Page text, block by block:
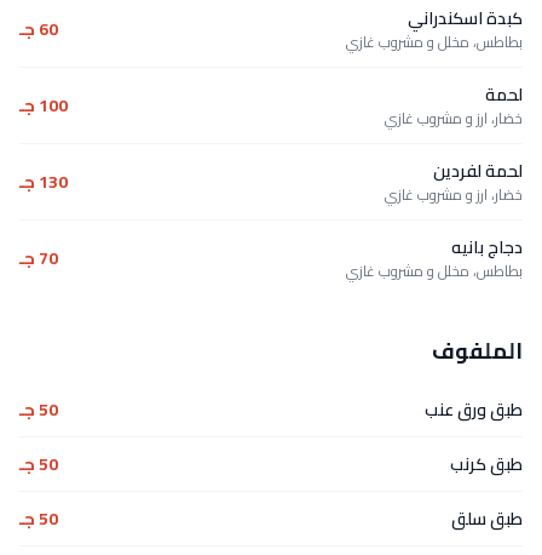
كبدة اسكندراني
بطاطس، مخلل و مشروب غازي 60 جـ
لحمة
خضار، ارز و مشروب غازي 100 جـ
لحمة لفردين
خضار، ارز و مشروب غازي 130 جـ
دجاج بانيه
بطاطس، مخلل و مشروب غازي 70 جـ
الملفوف
طبق ورق عنب
50 جـ
طبق كرنب
50 جـ
طبق سلق
50 جـ